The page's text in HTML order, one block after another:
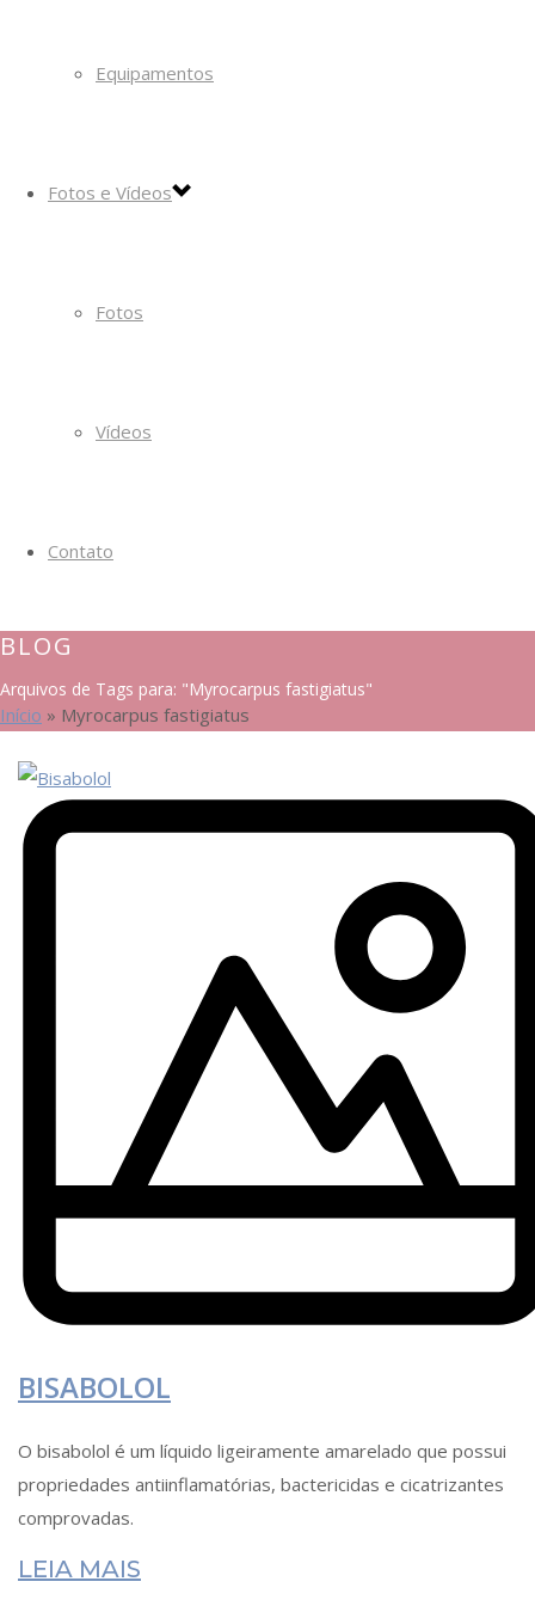
Equipamentos
Fotos e Vídeos
Fotos
Vídeos
Contato
BLOG
Arquivos de Tags para: "Myrocarpus fastigiatus"
Início » Myrocarpus fastigiatus
BISABOLOL
O bisabolol é um líquido ligeiramente amarelado que possui
propriedades antiinflamatórias, bactericidas e cicatrizantes
comprovadas.
LEIA MAIS